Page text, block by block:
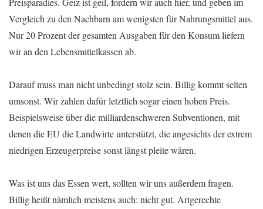
Vergleich zu den Nachbarn am wenigsten für Nahrungsmittel aus.
Nur 20 Prozent der gesamten Ausgaben für den Konsum liefern
wir an den Lebensmittelkassen ab.
Darauf muss man nicht unbedingt stolz sein. Billig kommt selten
umsonst. Wir zahlen dafür letztlich sogar einen hohen Preis.
Beispielsweise über die milliardenschweren Subventionen, mit
denen die EU die Landwirte unterstützt, die angesichts der extrem
niedrigen Erzeugerpreise sonst längst pleite wären.
Was ist uns das Essen wert, sollten wir uns außerdem fragen.
Billig heißt nämlich meistens auch: nicht gut. Artgerechte